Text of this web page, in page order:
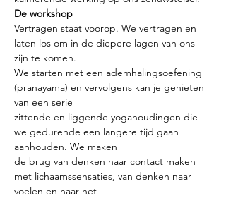
De workshop
Vertragen staat voorop. We vertragen en
laten los om in de diepere lagen van ons
zijn te komen.
We starten met een ademhalingsoefening
(pranayama) en vervolgens kan je genieten
van een serie
zittende en liggende yogahoudingen die
we gedurende een langere tijd gaan
aanhouden. We maken
de brug van denken naar contact maken
met lichaamssensaties, van denken naar
voelen en naar het